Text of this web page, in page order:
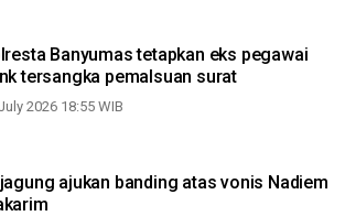
Banyumas tetapkan eks pegawai
tersangka pemalsuan surat
2026 18:55 WIB
ajukan banding atas vonis Nadiem